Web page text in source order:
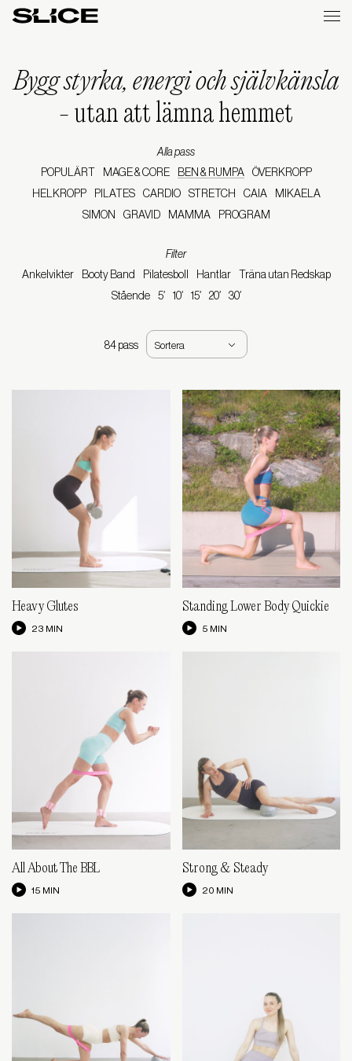
Slice
Bygg styrka, energi och självkänsla
- utan att lämna hemmet
Alla pass
POPULÄRT
MAGE & CORE BEN & RUMPA
ÖVERKROPP
HELKROPP
PILATES CARDIO STRETCH CAIA
MIKAELA
SIMON
GRAVID MAMMA PROGRAM
Filter
Ankelvikter
Booty Band Pilatesboll Hantlar
Träna utan Redskap
Stående
5′ 10′ 15′ 20′ 30′
84 pass
Heavy Glutes
23 MIN
Standing Lower Body Quickie
5 MIN
All About The BBL
15 MIN
Strong & Steady
20 MIN